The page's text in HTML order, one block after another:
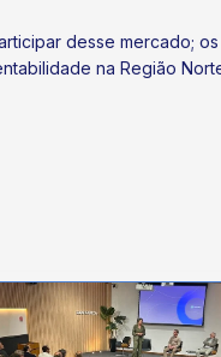
desse mercado;
na Região